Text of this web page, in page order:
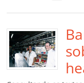
e
b
o
o
er l